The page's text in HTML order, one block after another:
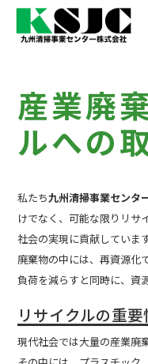
産業廃
ルへの
私たち九州清掃事業センタ
けでなく、可能な限りリサ
社会の実現に貢献しています
廃棄物の中には、再資源化
負荷を減らすと同時に、資
リサイクルの重要
現代社会では大量の産業廃